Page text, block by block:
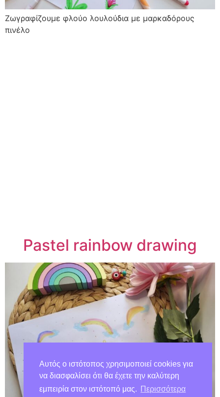
Ζωγραφίζουμε φλούο λουλούδια με μαρκαδόρους
πινέλο
Pastel rainbow drawing
Αυτός ο ιστότοπος χρησιμοποιεί cookies για
να διασφαλίσει ότι θα έχετε την καλύτερη
εμπειρία στον ιστότοπό μας.
Περισσότερα